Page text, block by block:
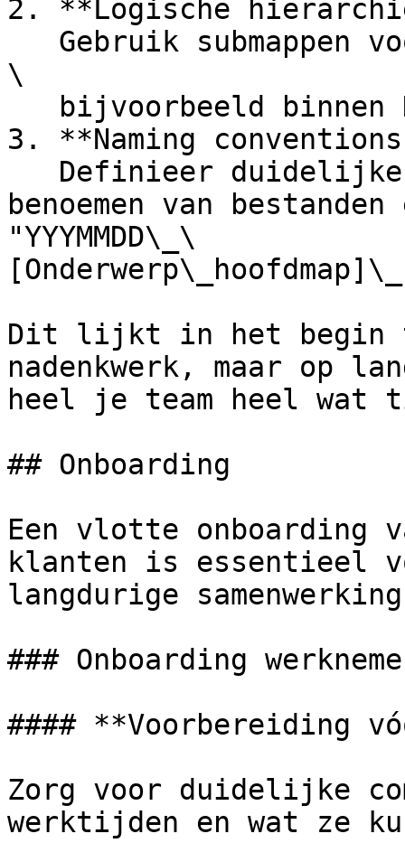
2. **Logische
\
3. **Naming
benoemen van
"YYYMMDD\_\
Dit lijkt in het begin
nadenkwerk, maar op
heel je team heel wat
## Onboarding
Een vlotte onboarding
klanten is essentieel
langdurige
### Onboarding
#### **Voorbereiding
Zorg voor duidelijke
werktijden en wat ze